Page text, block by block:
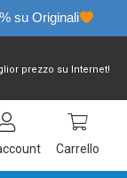
su Originali
prezzo su Internet!
Carrello